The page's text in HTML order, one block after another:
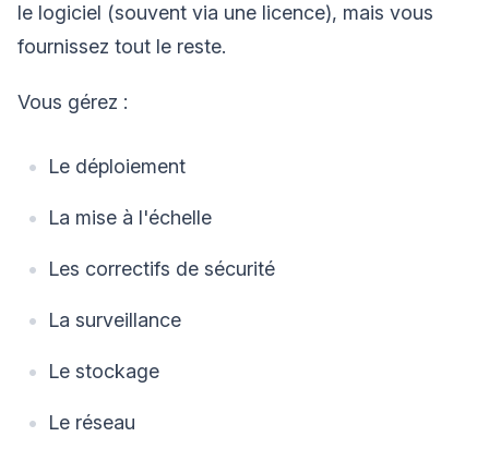
le logiciel (souvent via une licence), mais vous
fournissez tout le reste.
Vous gérez :
Le déploiement
La mise à l'échelle
Les correctifs de sécurité
La surveillance
Le stockage
Le réseau